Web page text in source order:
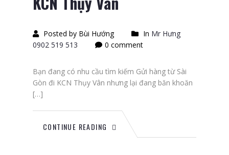
Posted by Bùi Hướng In Mr Hưng
0902 519 513
0 comment
Bạn đang có nhu cầu tìm kiếm Gửi hàng từ Sài
Gòn đi KCN Thụy Vân nhưng lại đang băn khoăn
[…]
CONTINUE READING